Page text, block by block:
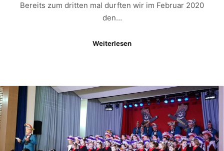
Bereits zum dritten mal durften wir im Februar 2020
den…
Weiterlesen